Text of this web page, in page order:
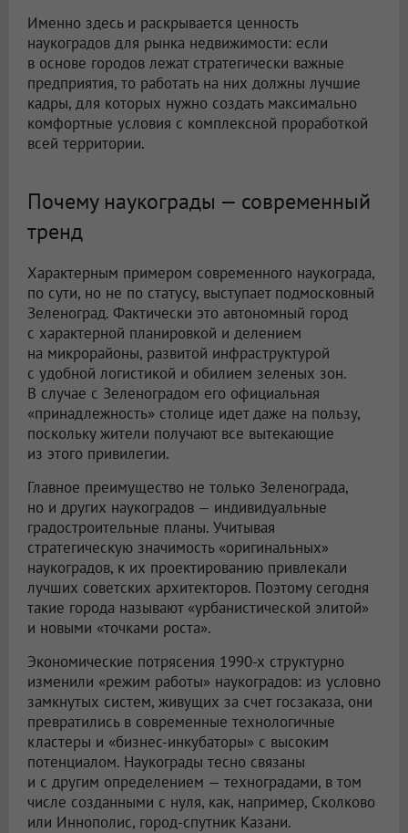
Именно здесь и раскрывается ценность
наукоградов для рынка недвижимости: если
в основе городов лежат стратегически важные
предприятия, то работать на них должны лучшие
кадры, для которых нужно создать максимально
комфортные условия с комплексной проработкой
всей территории.
Почему наукограды — современный
тренд
Характерным примером современного наукограда,
по сути, но не по статусу, выступает подмосковный
Зеленоград. Фактически это автономный город
с характерной планировкой и делением
на микрорайоны, развитой инфраструктурой
с удобной логистикой и обилием зеленых зон.
В случае с Зеленоградом его официальная
«принадлежность» столице идет даже на пользу,
поскольку жители получают все вытекающие
из этого привилегии.
Главное преимущество не только Зеленограда,
но и других наукоградов — индивидуальные
градостроительные планы. Учитывая
стратегическую значимость «оригинальных»
наукоградов, к их проектированию привлекали
лучших советских архитекторов. Поэтому сегодня
такие города называют «урбанистической элитой»
и новыми «точками роста».
Экономические потрясения 1990-х структурно
изменили «режим работы» наукоградов: из условно
замкнутых систем, живущих за счет госзаказа, они
превратились в современные технологичные
кластеры и «бизнес-инкубаторы» с высоким
потенциалом. Наукограды тесно связаны
и с другим определением — техноградами, в том
числе созданными с нуля, как, например, Сколково
или Иннополис, город-спутник Казани.